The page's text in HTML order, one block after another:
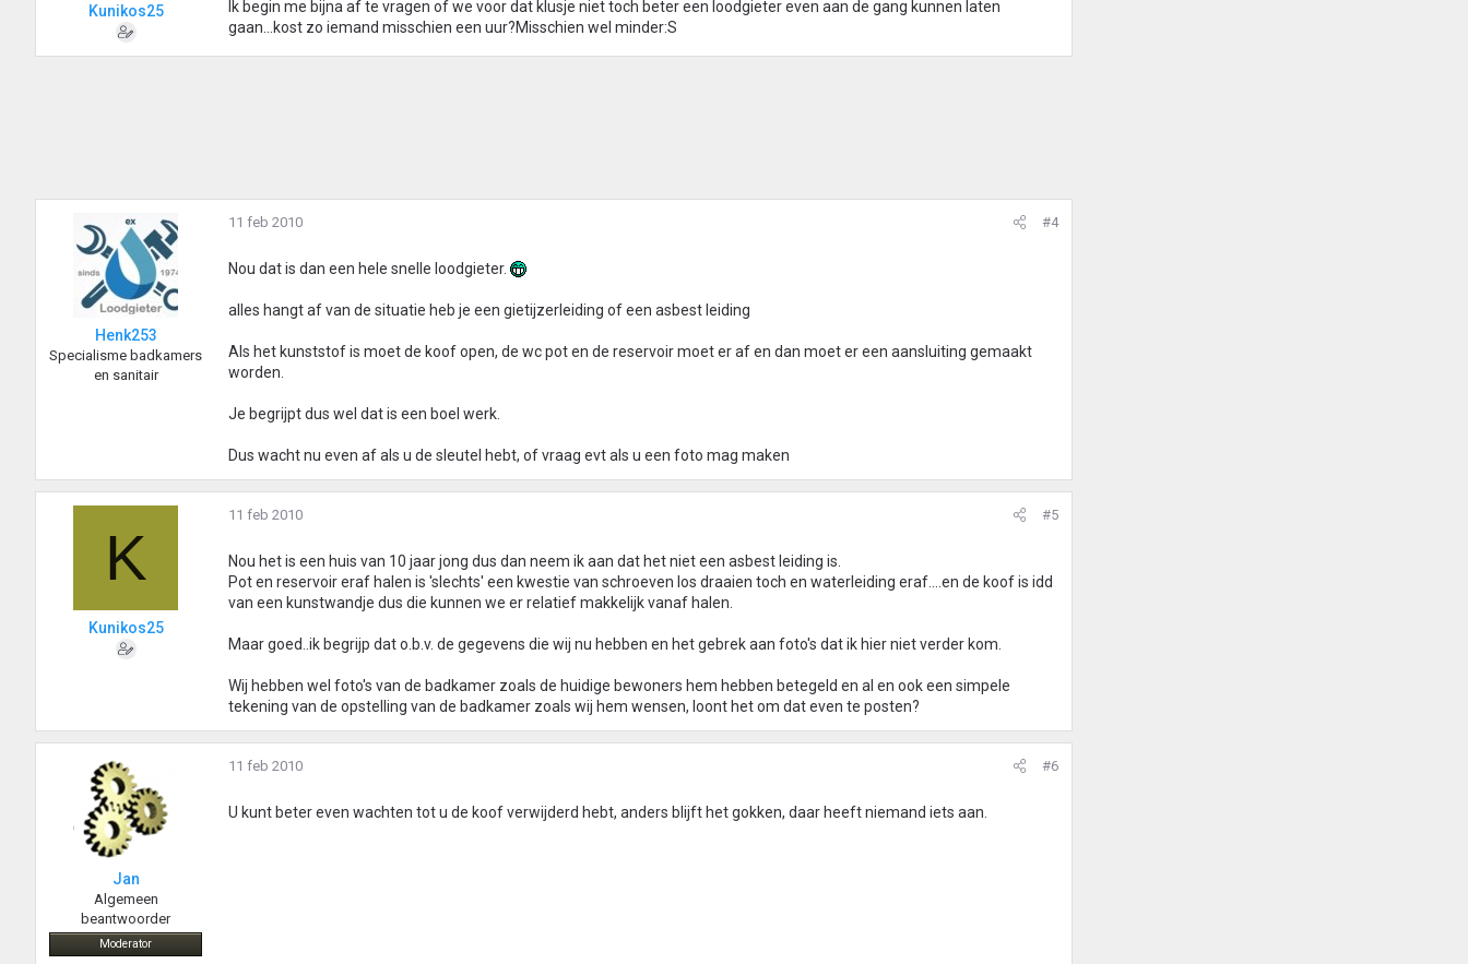
Kunikos25
Ik begin me bijna af te vragen of we voor dat klusje niet toch beter een loodgieter even aan de gang kunnen laten
gaan...kost zo iemand misschien een uur?Misschien wel minder:S
Henk253
Specialisme badkamers
en sanitair
11 feb 2010 #4
Nou dat is dan een hele snelle loodgieter.
alles hangt af van de situatie heb je een gietijzerleiding of een asbest leiding
Als het kunststof is moet de koof open, de wc pot en de reservoir moet er af en dan moet er een aansluiting gemaakt
worden.
Je begrijpt dus wel dat is een boel werk.
Dus wacht nu even af als u de sleutel hebt, of vraag evt als u een foto mag maken
K
Kunikos25
11 feb 2010 #5
Nou het is een huis van 10 jaar jong dus dan neem ik aan dat het niet een asbest leiding is.
Pot en reservoir eraf halen is 'slechts' een kwestie van schroeven los draaien toch en waterleiding eraf....en de koof is idd
van een kunstwandje dus die kunnen we er relatief makkelijk vanaf halen.
Maar goed..ik begrijp dat o.b.v. de gegevens die wij nu hebben en het gebrek aan foto's dat ik hier niet verder kom.
Wij hebben wel foto's van de badkamer zoals de huidige bewoners hem hebben betegeld en al en ook een simpele
tekening van de opstelling van de badkamer zoals wij hem wensen, loont het om dat even te posten?
Jan
Algemeen
beantwoorder
Moderator
11 feb 2010 #6
U kunt beter even wachten tot u de koof verwijderd hebt, anders blijft het gokken, daar heeft niemand iets aan.